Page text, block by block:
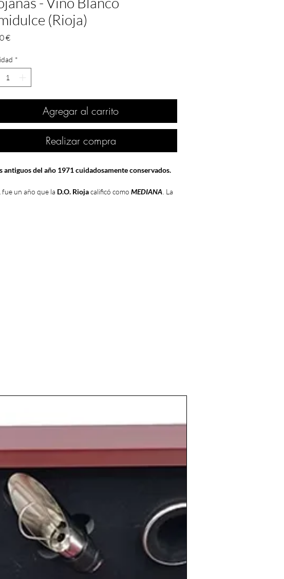
(Rioja)
€Precio
*
Agregar al carrito
Realizar compra
antiguos del año 1971 cuidadosamente conservados.
fue un año que la D.O. Riojacalificó como MEDIANA . La
un coche como elSeat 600costaba 65.000 pesetas y
granel rondaba el precio de 15 pesetas el litro y el
de calidad como podría ser un
y otros años en
blog:https://www.periodicoshistoricos.com/blog